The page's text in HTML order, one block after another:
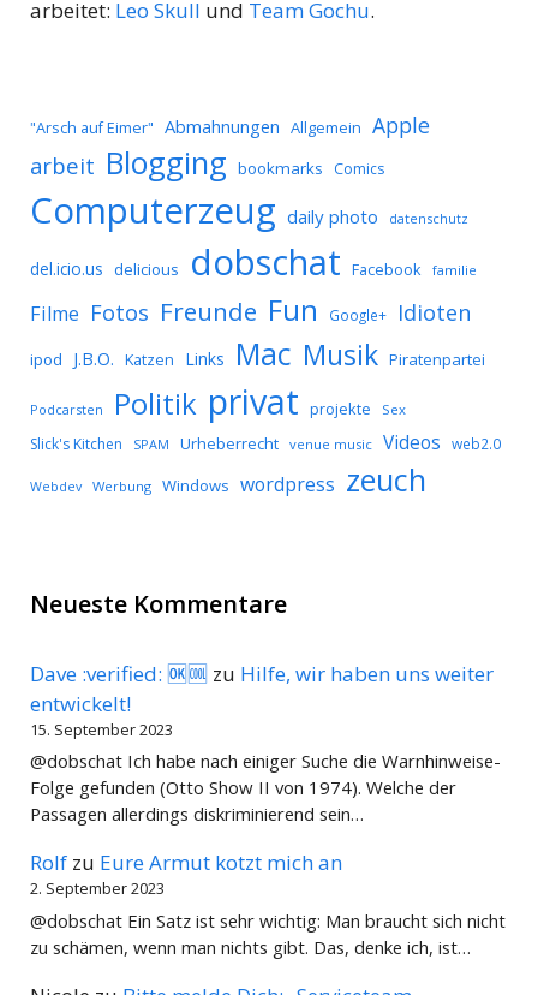
arbeitet: Leo Skull und Team Gochu.
"Arsch auf Eimer" Abmahnungen Allgemein Apple
arbeit Blogging bookmarks Comics
Computerzeug daily photo datenschutz
del.icio.us delicious dobschat Facebook familie
Filme Fotos Freunde Fun Google+ Idioten
ipod J.B.O. Katzen Links Mac Musik Piratenpartei
Podcarsten Politik privat projekte Sex
Slick's Kitchen SPAM Urheberrecht venue music Videos web2.0
Webdev Werbung Windows wordpress zeuch
Neueste Kommentare
Dave :verified: 🆗🆒 zu Hilfe, wir haben uns weiter
entwickelt!
15. September 2023
@dobschat Ich habe nach einiger Suche die Warnhinweise-
Folge gefunden (Otto Show II von 1974). Welche der
Passagen allerdings diskriminierend sein…
Rolf zu Eure Armut kotzt mich an
2. September 2023
@dobschat Ein Satz ist sehr wichtig: Man braucht sich nicht
zu schämen, wenn man nichts gibt. Das, denke ich, ist…